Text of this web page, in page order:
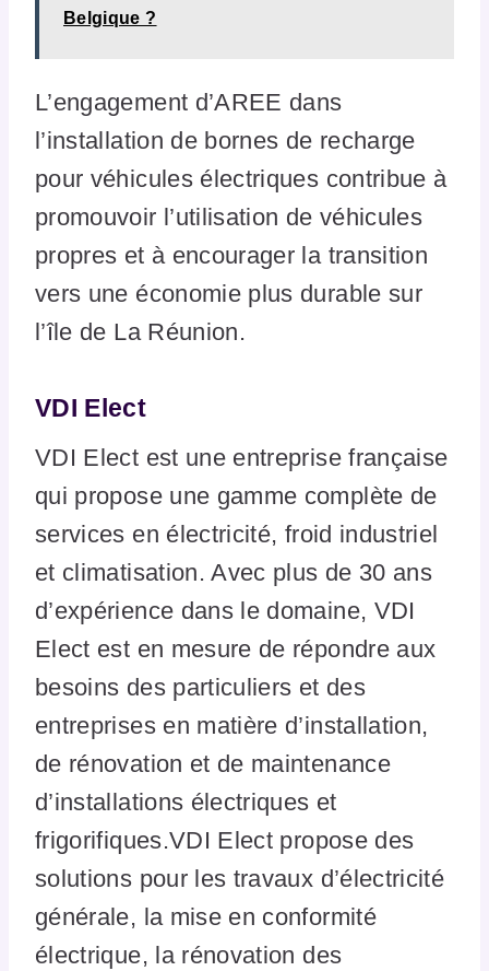
Belgique ?
L’engagement d’AREE dans
l’installation de bornes de recharge
pour véhicules électriques contribue à
promouvoir l’utilisation de véhicules
propres et à encourager la transition
vers une économie plus durable sur
l’île de La Réunion.
VDI Elect
VDI Elect est une entreprise française
qui propose une gamme complète de
services en électricité, froid industriel
et climatisation. Avec plus de 30 ans
d’expérience dans le domaine, VDI
Elect est en mesure de répondre aux
besoins des particuliers et des
entreprises en matière d’installation,
de rénovation et de maintenance
d’installations électriques et
frigorifiques.VDI Elect propose des
solutions pour les travaux d’électricité
générale, la mise en conformité
électrique, la rénovation des